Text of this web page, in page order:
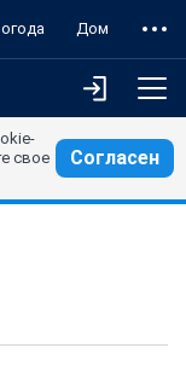
Дом
свое
Согласен